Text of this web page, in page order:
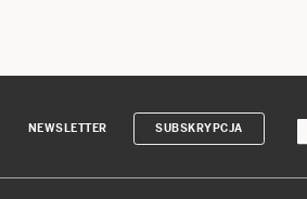
NEWSLETTER SUBSKRYPCJA